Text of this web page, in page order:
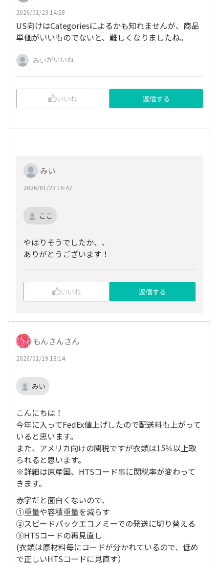
2026/01/23 14:28
US向けはCategoriesによるかも知れませんが、商品
単価がいいものでないと、難しくなりましたね。
みいがいいね
いいね 返信する
みい
2026/01/23 15:47
ここ
やはりそうでしたか、、
ありがとうございます！
いいね 返信する
もんさんさん
2026/01/19 18:14
みい
こんにちは！
今年に入ってFedEx値上げしたので配送料も上がって
いると思います。
また、アメリカ向けの関税ですが衣類は15％以上取
られると思います。
※詳細は原産国、HTSコード事に関税率が変わって
きます。
赤字だと面白くないので、
①重量や容積重量を減らす
②スピードパックエコノミーでの発送に切り替える
③HTSコードの再見直し
(衣類は原材料毎にコードが分かれているので、低め
で正しいHTSコードに見直す）